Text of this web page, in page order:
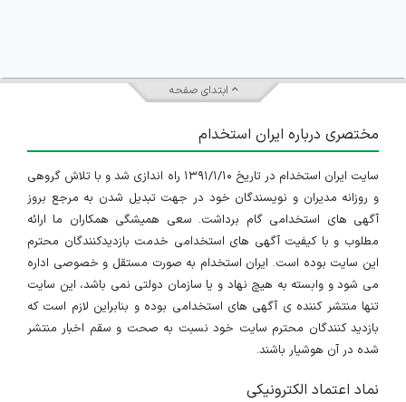
ابتدای صفحه
مختصری درباره ایران استخدام
سایت ایران استخدام در تاریخ ۱۳۹۱/۱/۱۰ راه اندازی شد و با تلاش گروهی
و روزانه مدیران و نویسندگان خود در جهت تبدیل شدن به مرجع بروز
آگهی های استخدامی گام برداشت. سعی همیشگی همکاران ما ارائه
مطلوب و با کیفیت آگهی های استخدامی خدمت بازدیدکنندگان محترم
این سایت بوده است. ایران استخدام به صورت مستقل و خصوصی اداره
می شود و وابسته به هیچ نهاد و یا سازمان دولتی نمی باشد، این سایت
تنها منتشر کننده ی آگهی های استخدامی بوده و بنابراین لازم است که
بازدید کنندگان محترم سایت خود نسبت به صحت و سقم اخبار منتشر
شده در آن هوشیار باشند.
نماد اعتماد الکترونیکی